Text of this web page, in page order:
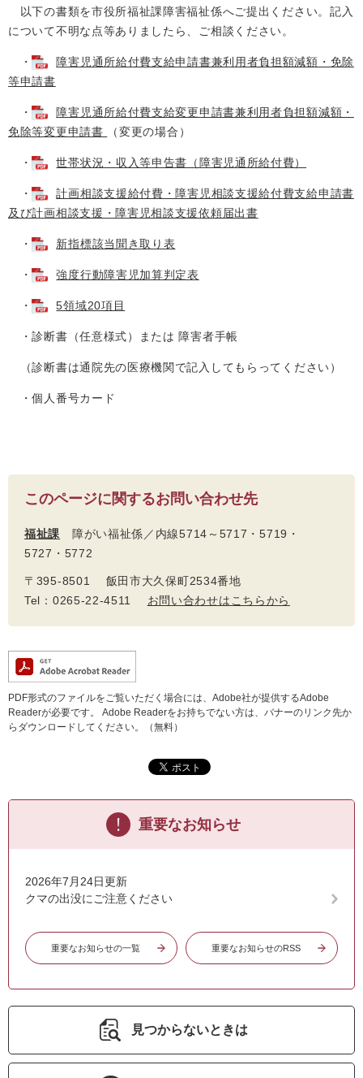
以下の書類を市役所福祉課障害福祉係へご提出ください。記入
について不明な点等ありましたら、ご相談ください。
・
障害児通所給付費支給申請書兼利用者負担額減額・免除
等申請書
・
障害児通所給付費支給変更申請書兼利用者負担額減額・
免除等変更申請書
（変更の場合）
・ 世帯状況・収入等申告書（障害児通所給付費）
・
計画相談支援給付費・障害児相談支援給付費支給申請書
及び計画相談支援・障害児相談支援依頼届出書
・ 新指標該当聞き取り表
・ 強度行動障害児加算判定表
・ 5領域20項目
・診断書（任意様式）または 障害者手帳
（診断書は通院先の医療機関で記入してもらってください）
・個人番号カード
このページに関するお問い合わせ先
福祉課 障がい福祉係／内線5714～5717・5719・
5727・5772
〒395-8501 飯田市大久保町2534番地
Tel：0265-22-4511 お問い合わせはこちらから
PDF形式のファイルをご覧いただく場合には、Adobe社が提供するAdobe
Readerが必要です。
Adobe Readerをお持ちでない方は、バナーのリンク先か
らダウンロードしてください。（無料）
重要なお知らせ
2026年7月24日更新
クマの出没にご注意ください
重要なお知らせの一覧 重要なお知らせのRSS
見つからないときは